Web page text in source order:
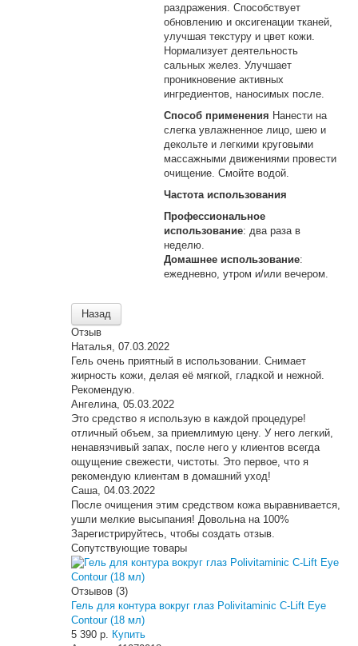
раздражения. Способствует
обновлению и оксигенации тканей,
улучшая текстуру и цвет кожи.
Нормализует деятельность
сальных желез. Улучшает
проникновение активных
ингредиентов, наносимых после.
Способ применения Нанести на
слегка увлажненное лицо, шею и
декольте и легкими круговыми
массажными движениями провести
очищение. Смойте водой.
Частота использования
Профессиональное
использование: два раза в
неделю.
Домашнее использование:
ежедневно, утром и/или вечером.
Отзыв
Наталья ,07.03.2022
Гель очень приятный в использовании. Снимает
жирность кожи, делая её мягкой, гладкой и нежной.
Рекомендую.
Ангелина ,05.03.2022
Это средство я использую в каждой процедуре!
отличный объем, за приемлимую цену. У него легкий,
ненавязчивый запах, после него у клиентов всегда
ощущение свежести, чистоты. Это первое, что я
рекомендую клиентам в домашний уход!
Саша ,04.03.2022
После очищения этим средством кожа выравнивается,
ушли мелкие высыпания! Довольна на 100%
Зарегистрируйтесь, чтобы создать отзыв.
Сопутствующие товары
Отзывов (3)
Гель для контура вокруг глаз Polivitaminic C-Lift Eye
Contour (18 мл)
5 390 р. Купить